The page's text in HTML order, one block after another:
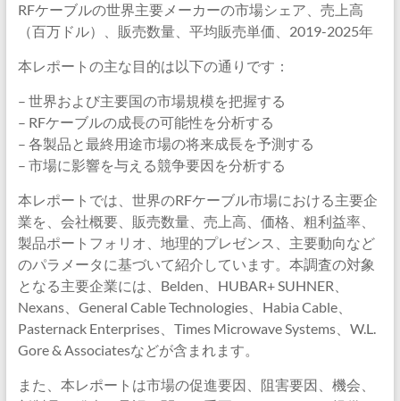
RFケーブルの世界主要メーカーの市場シェア、売上高
（百万ドル）、販売数量、平均販売単価、2019-2025年
本レポートの主な目的は以下の通りです：
– 世界および主要国の市場規模を把握する
– RFケーブルの成長の可能性を分析する
– 各製品と最終用途市場の将来成長を予測する
– 市場に影響を与える競争要因を分析する
本レポートでは、世界のRFケーブル市場における主要企
業を、会社概要、販売数量、売上高、価格、粗利益率、
製品ポートフォリオ、地理的プレゼンス、主要動向など
のパラメータに基づいて紹介しています。本調査の対象
となる主要企業には、Belden、HUBAR+ SUHNER、
Nexans、General Cable Technologies、Habia Cable、
Pasternack Enterprises、Times Microwave Systems、W.L.
Gore & Associatesなどが含まれます。
また、本レポートは市場の促進要因、阻害要因、機会、